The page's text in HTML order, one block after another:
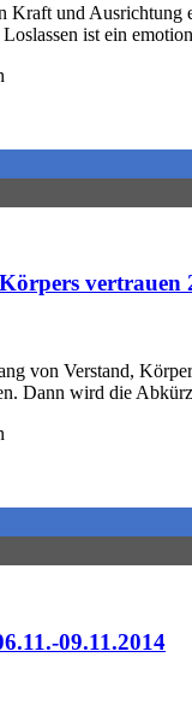
Kraft und
ist ein
vertrauen
von Verstand,
Dann wird die
09.11.2014